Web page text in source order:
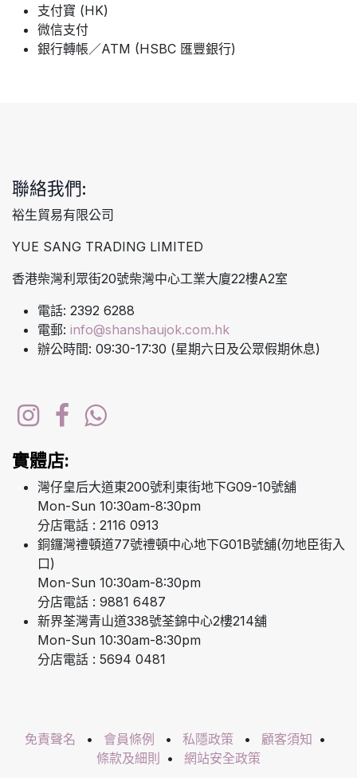
支付寶 (HK)
微信支付
銀行轉帳／ATM (HSBC 匯豐銀行)
聯絡我們:
裕生貿易有限公司
YUE SANG TRADING LIMITED
香港柴灣利眾街20號柴灣中心工業大廈22樓A2室
電話: 2392 6288
電郵: info@shanshaujok.com.hk
辦公時間: 09:30-17:30 (星期六日及公眾假期休息)
實體店:
灣仔皇后大道東200號利東街地下G09-10號舖
Mon-Sun 10:30am-8:30pm
分店電話 : 2116 0913
銅鑼灣禮頓道77號禮頓中心地下G01B號舖(勿地臣街入
口)
Mon-Sun 10:30am-8:30pm
分店電話 : 9881 6487
新界荃灣青山道338號荃錦中心2樓214舖
Mon-Sun 10:30am-8:30pm
分店電話 : 5694 0481
免責聲名 • 會員條例 • 私隱政策 • 顧客須知 •
條款及細則 • 網站安全政策